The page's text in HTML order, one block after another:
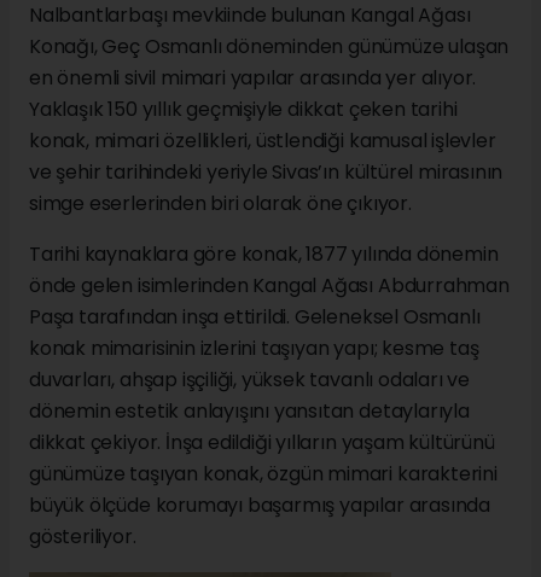
Nalbantlarbaşı mevkiinde bulunan Kangal Ağası
Konağı, Geç Osmanlı döneminden günümüze ulaşan
en önemli sivil mimari yapılar arasında yer alıyor.
Yaklaşık 150 yıllık geçmişiyle dikkat çeken tarihi
konak, mimari özellikleri, üstlendiği kamusal işlevler
ve şehir tarihindeki yeriyle Sivas’ın kültürel mirasının
simge eserlerinden biri olarak öne çıkıyor.
Tarihi kaynaklara göre konak, 1877 yılında dönemin
önde gelen isimlerinden Kangal Ağası Abdurrahman
Paşa tarafından inşa ettirildi. Geleneksel Osmanlı
konak mimarisinin izlerini taşıyan yapı; kesme taş
duvarları, ahşap işçiliği, yüksek tavanlı odaları ve
dönemin estetik anlayışını yansıtan detaylarıyla
dikkat çekiyor. İnşa edildiği yılların yaşam kültürünü
günümüze taşıyan konak, özgün mimari karakterini
büyük ölçüde korumayı başarmış yapılar arasında
gösteriliyor.